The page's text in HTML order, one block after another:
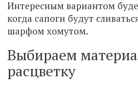
Интересным вариантом
когда сапоги будут
шарфом хомутом.
Выбираем
расцветку